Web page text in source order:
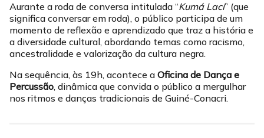
Aurante a roda de conversa intitulada “Kumá Lací” (que
significa conversar em roda), o público participa de um
momento de reflexão e aprendizado que traz a história e
a diversidade cultural, abordando temas como racismo,
ancestralidade e valorização da cultura negra.
Na sequência, às 19h, acontece a Oficina de Dança e
Percussão, dinâmica que convida o público a mergulhar
nos ritmos e danças tradicionais de Guiné-Conacri.